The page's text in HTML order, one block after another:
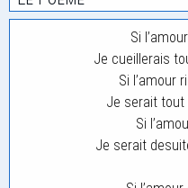
Si
Je cueillerais
Si l’amour
Je serait tout
Si
Je serait